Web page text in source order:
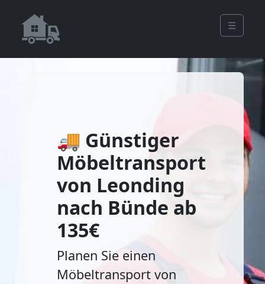
☰
🚚 Günstiger
Möbeltransport
von Leonding
nach Bünde ab
135€
Planen Sie einen
Möbeltransport von